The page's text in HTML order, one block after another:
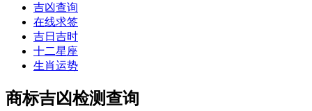
吉凶查询
在线求签
吉日吉时
十二星座
生肖运势
商标吉凶检测查询